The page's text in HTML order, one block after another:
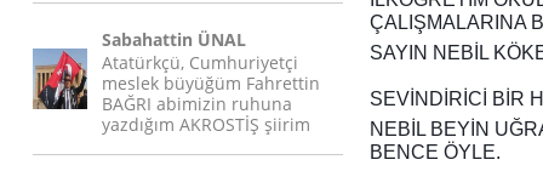
Sabahattin ÜNAL
Atatürkçü, Cumhuriyetçi
meslek büyüğüm Fahrettin
BAĞRI abimizin ruhuna
yazdığım AKROSTİŞ şiirim
ÇALIŞMALARINA
SAYIN NEBİL
SEVİNDİRİCİ BİR
NEBİL BEYİN
BENCE ÖYLE.